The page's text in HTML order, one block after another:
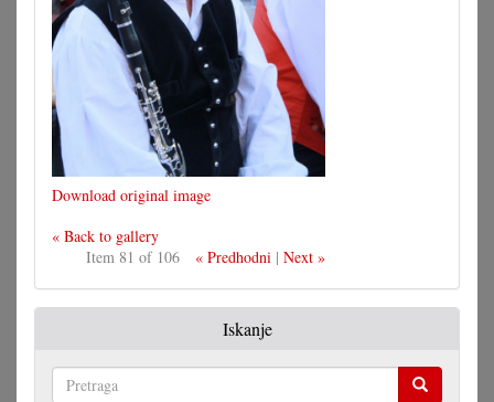
Download original image
« Back to gallery
Item 81 of 106
« Predhodni | Next »
Iskanje